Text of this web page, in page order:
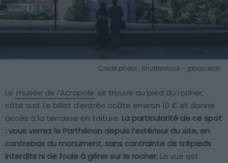
Crédit photo : Shutterstock – jpbarcelos
Le musée de l’Acropole se trouve au pied du rocher,
côté sud. Le billet d’entrée coûte environ 10 € et donne
accès à la terrasse en toiture. La particularité de ce spot
: vous verrez le Parthénon depuis l’extérieur du site, en
contrebas du monument, sans contrainte de trépieds
interdits ni de foule à gérer sur le rocher. La vue est